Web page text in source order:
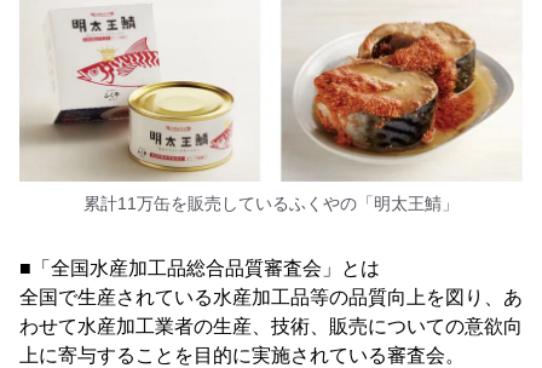
累計11万缶を販売しているふくやの「明太王鯖」
■「全国水産加工品総合品質審査会」とは
全国で生産されている水産加工品等の品質向上を図り、あ
わせて水産加工業者の生産、技術、販売についての意欲向
上に寄与することを目的に実施されている審査会。